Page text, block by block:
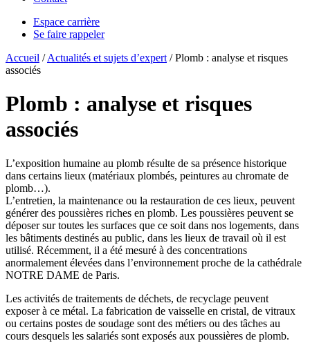
Espace carrière
Se faire rappeler
Accueil /Actualités et sujets d’expert /Plomb : analyse et risques
associés
Plomb : analyse et risques
associés
L’exposition humaine au plomb résulte de sa présence historique
dans certains lieux (matériaux plombés, peintures au chromate de
plomb…).
L’entretien, la maintenance ou la restauration de ces lieux, peuvent
générer des poussières riches en plomb. Les poussières peuvent se
déposer sur toutes les surfaces que ce soit dans nos logements, dans
les bâtiments destinés au public, dans les lieux de travail où il est
utilisé. Récemment, il a été mesuré à des concentrations
anormalement élevées dans l’environnement proche de la cathédrale
NOTRE DAME de Paris.
Les activités de traitements de déchets, de recyclage peuvent
exposer à ce métal. La fabrication de vaisselle en cristal, de vitraux
ou certains postes de soudage sont des métiers ou des tâches au
cours desquels les salariés sont exposés aux poussières de plomb.